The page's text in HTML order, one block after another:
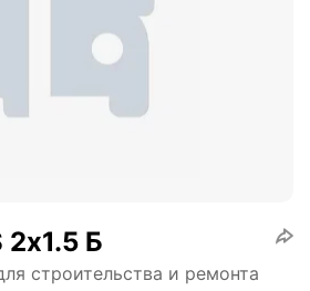
Б
строительства и ремонта